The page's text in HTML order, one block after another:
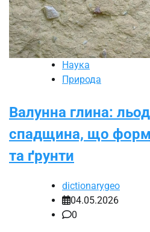
Наука
Природа
Валунна глина:
спадщина, що
та ґрунти
dictionarygeo
04.05.2026
0